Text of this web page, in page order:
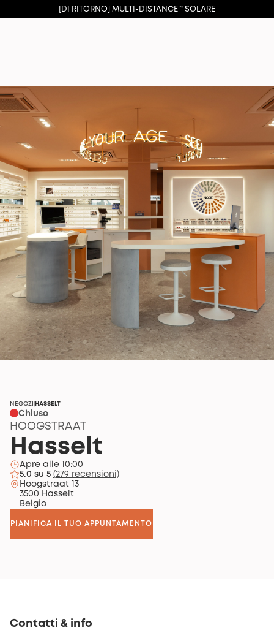
[DI RITORNO] MULTI-DISTANCE™ SOLARE
NEGOZI HASSELT
Chiuso
HOOGSTRAAT
Hasselt
Apre alle 10:00
5.0 su 5 (279 recensioni)
Hoogstraat 13
3500 Hasselt
Belgio
PIANIFICA IL TUO APPUNTAMENTO
Contatti & info